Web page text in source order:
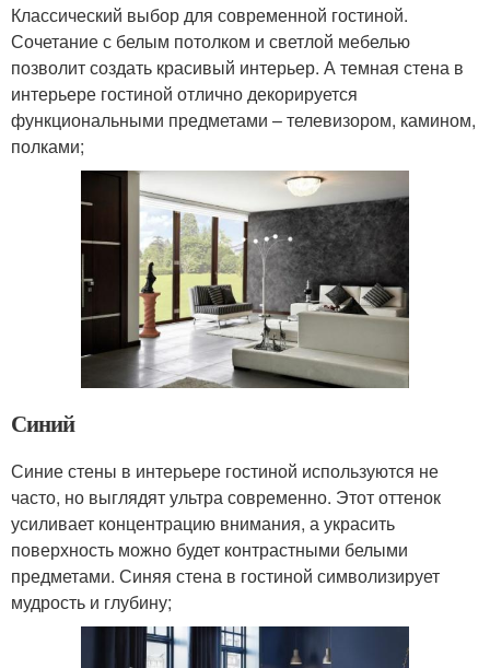
Классический выбор для современной гостиной.
Сочетание с белым потолком и светлой мебелью
позволит создать красивый интерьер. А темная стена в
интерьере гостиной отлично декорируется
функциональными предметами – телевизором, камином,
полками;
Синий
Синие стены в интерьере гостиной используются не
часто, но выглядят ультра современно. Этот оттенок
усиливает концентрацию внимания, а украсить
поверхность можно будет контрастными белыми
предметами. Синяя стена в гостиной символизирует
мудрость и глубину;